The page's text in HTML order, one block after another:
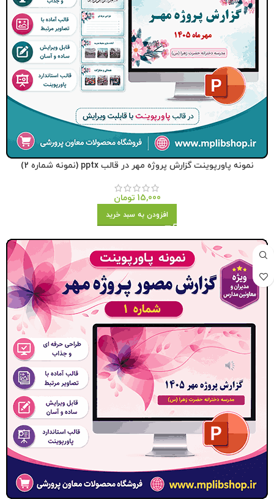
نمونه پاورپوینت گزارش پروژه مهر در قالب pptx (نمونه شماره 2)
15,000 تومان
افزودن به سبد خرید